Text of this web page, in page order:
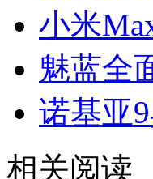
小米
魅蓝全
诺基亚
相关阅读